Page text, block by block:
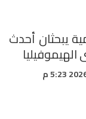
يبحثان أحدث
الهيموفيليا